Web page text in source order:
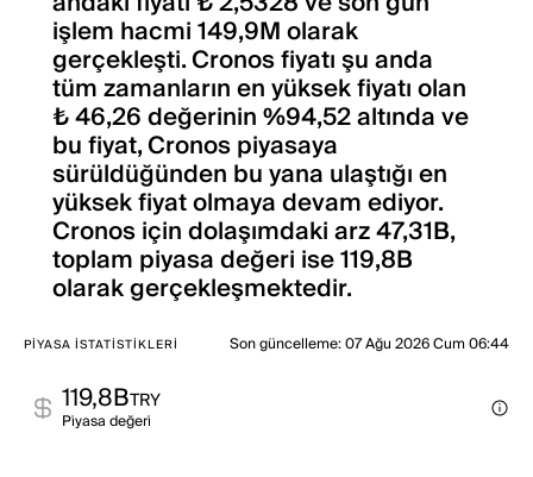
işlem hacmi 149,9M olarak
gerçekleşti. Cronos fiyatı şu anda
tüm zamanların en yüksek fiyatı olan
₺ 46,26 değerinin %94,52 altında ve
bu fiyat, Cronos piyasaya
sürüldüğünden bu yana ulaştığı en
yüksek fiyat olmaya devam ediyor.
Cronos için dolaşımdaki arz 47,31B,
toplam piyasa değeri ise 119,8B
olarak gerçekleşmektedir.
PIYASA İSTATISTIKLERI Son güncelleme:07 Ağu 2026 Cum 06:44
119,8BTRY
Pi̇yasa değeri̇